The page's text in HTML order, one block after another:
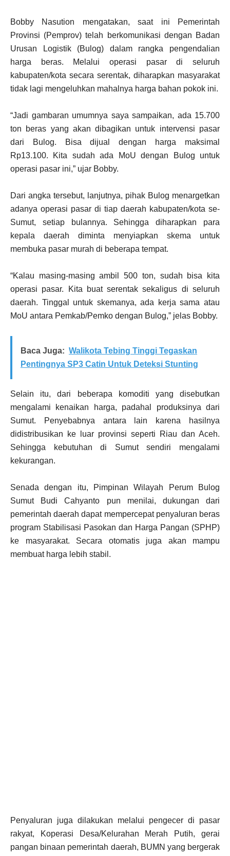
Bobby Nasution mengatakan, saat ini Pemerintah
Provinsi (Pemprov) telah berkomunikasi dengan Badan
Urusan Logistik (Bulog) dalam rangka pengendalian
harga beras. Melalui operasi pasar di seluruh
kabupaten/kota secara serentak, diharapkan masyarakat
tidak lagi mengeluhkan mahalnya harga bahan pokok ini.
“Jadi gambaran umumnya saya sampaikan, ada 15.700
ton beras yang akan dibagikan untuk intervensi pasar
dari Bulog. Bisa dijual dengan harga maksimal
Rp13.100. Kita sudah ada MoU dengan Bulog untuk
operasi pasar ini,” ujar Bobby.
Dari angka tersebut, lanjutnya, pihak Bulog menargetkan
adanya operasi pasar di tiap daerah kabupaten/kota se-
Sumut, setiap bulannya. Sehingga diharapkan para
kepala daerah diminta menyiapkan skema untuk
membuka pasar murah di beberapa tempat.
“Kalau masing-masing ambil 500 ton, sudah bisa kita
operasi pasar. Kita buat serentak sekaligus di seluruh
daerah. Tinggal untuk skemanya, ada kerja sama atau
MoU antara Pemkab/Pemko dengan Bulog,” jelas Bobby.
Baca Juga: Walikota Tebing Tinggi Tegaskan
Pentingnya SP3 Catin Untuk Deteksi Stunting
Selain itu, dari beberapa komoditi yang disebutkan
mengalami kenaikan harga, padahal produksinya dari
Sumut. Penyebabnya antara lain karena hasilnya
didistribusikan ke luar provinsi seperti Riau dan Aceh.
Sehingga kebutuhan di Sumut sendiri mengalami
kekurangan.
Senada dengan itu, Pimpinan Wilayah Perum Bulog
Sumut Budi Cahyanto pun menilai, dukungan dari
pemerintah daerah dapat mempercepat penyaluran beras
program Stabilisasi Pasokan dan Harga Pangan (SPHP)
ke masyarakat. Secara otomatis juga akan mampu
membuat harga lebih stabil.
Penyaluran juga dilakukan melalui pengecer di pasar
rakyat, Koperasi Desa/Kelurahan Merah Putih, gerai
pangan binaan pemerintah daerah, BUMN yang bergerak